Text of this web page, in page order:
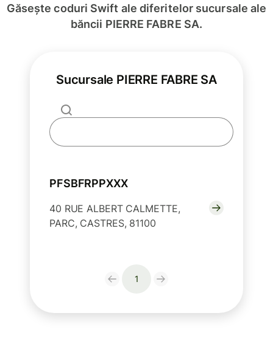
Găsește coduri Swift ale diferitelor sucursale ale
băncii PIERRE FABRE SA.
Sucursale PIERRE FABRE SA
PFSBFRPPXXX
40 RUE ALBERT CALMETTE,
PARC, CASTRES, 81100
1